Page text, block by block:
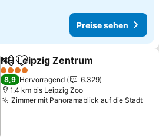
Preise sehen
TeilenZu Favoriten hinzufügen
NH Leipzig Zentrum
4 Sterne
8,9 Hervorragend
6.329
1.4 km bis Leipzig Zoo
Zimmer mit Panoramablick auf die Stadt